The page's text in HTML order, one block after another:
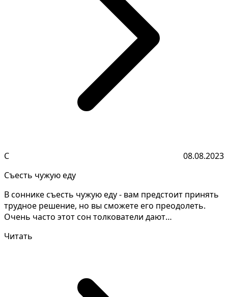
С
08.08.2023
Съесть чужую еду
В соннике съесть чужую еду - вам предстоит принять
трудное решение, но вы сможете его преодолеть.
Очень часто этот сон толкователи дают
Читать